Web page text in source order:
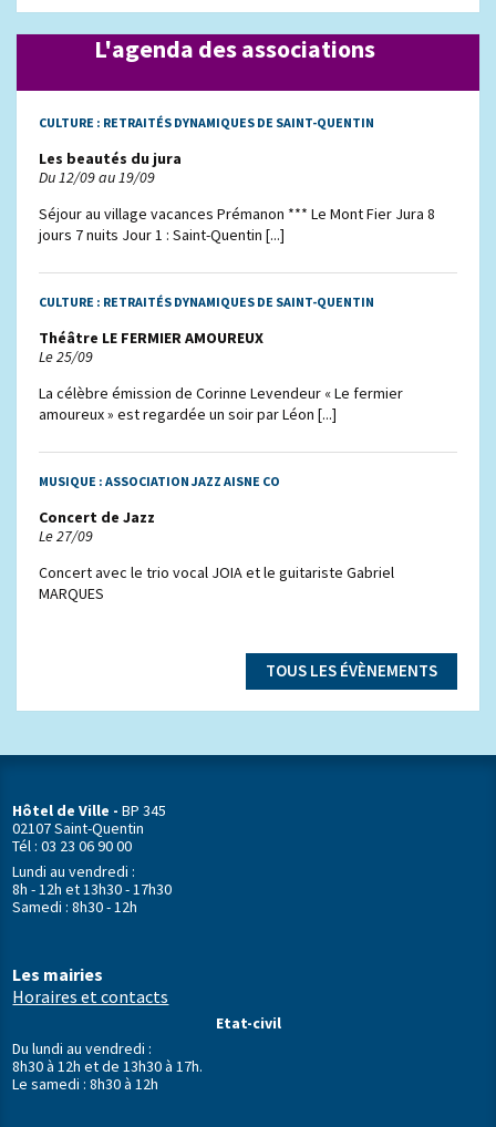
L'agenda des associations
CULTURE : RETRAITÉS DYNAMIQUES DE SAINT-QUENTIN
Les beautés du jura
Du 12/09 au 19/09
Séjour au village vacances Prémanon *** Le Mont Fier Jura 8
jours 7 nuits Jour 1 : Saint-Quentin [...]
CULTURE : RETRAITÉS DYNAMIQUES DE SAINT-QUENTIN
Théâtre LE FERMIER AMOUREUX
Le 25/09
La célèbre émission de Corinne Levendeur « Le fermier
amoureux » est regardée un soir par Léon [...]
MUSIQUE :ASSOCIATION JAZZ AISNE CO
Concert de Jazz
Le 27/09
Concert avec le trio vocal JOIA et le guitariste Gabriel
MARQUES
TOUS LES ÉVÈNEMENTS
Hôtel de Ville - BP 345
02107 Saint-Quentin
Tél : 03 23 06 90 00
Lundi au vendredi :
8h - 12h et 13h30 - 17h30
Samedi : 8h30 - 12h
Les mairies
Horaires et contacts
Etat-civil
Du lundi au vendredi :
8h30 à 12h et de 13h30 à 17h.
Le samedi : 8h30 à 12h